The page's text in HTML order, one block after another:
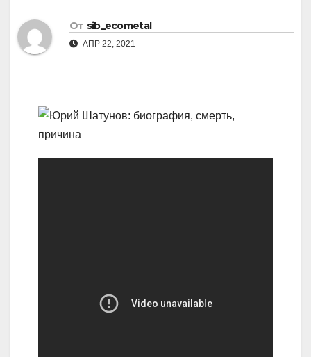
От sib_ecometal
АПР 22, 2021